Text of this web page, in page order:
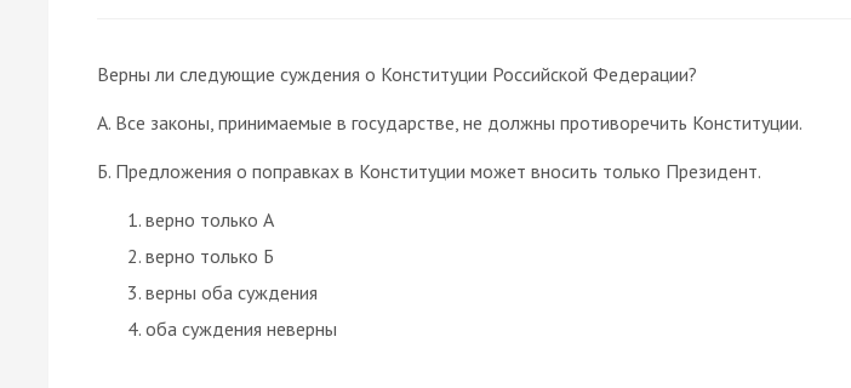
Верны ли следующие суждения о Конституции Российской Федерации?
А. Все законы, принимаемые в государстве, не должны противоречить Конституции.
Б. Предложения о поправках в Конституции может вносить только Президент.
верно только А
верно только Б
верны оба суждения
оба суждения неверны